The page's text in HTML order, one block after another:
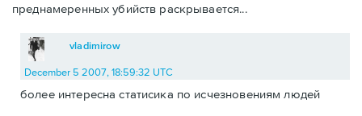
преднамеренных убийств раскрывается...
vladimirow
December 5 2007, 18:59:32 UTC
более интересна статисика по исчезновениям людей